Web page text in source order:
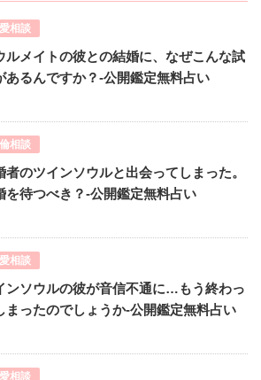
相談
ルメイトの彼との結婚に、なぜこんな試
あるんですか？-公開鑑定無料占い
相談
者のツインソウルと出会ってしまった。
を待つべき？-公開鑑定無料占い
相談
ンソウルの彼が音信不通に…もう終わっ
まったのでしょうか-公開鑑定無料占い
相談